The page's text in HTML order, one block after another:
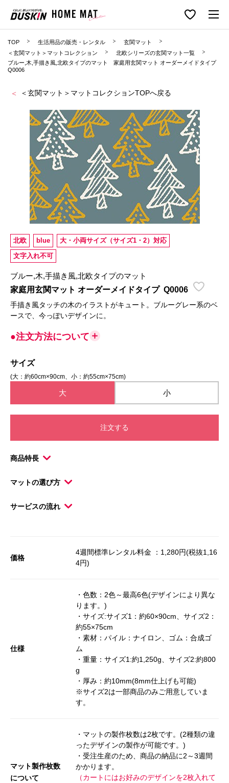
TOP 生活用品の販売・レンタル
玄関マット
＜玄関マット＞マットコレクション
北欧シリーズの玄関マット一覧
ブルー,木,手描き風,北欧タイプのマット 家庭用玄関マット オーダーメイドタイプ
Q0006
＜玄関マット＞マットコレクションTOPへ戻る
北欧 blue
大・小両サイズ（サイズ1・2）対応
文字入れ不可
ブルー,木,手描き風,北欧タイプのマット
家庭用玄関マット オーダーメイドタイプ Q0006
手描き風タッチの木のイラストがキュート。ブルーグレー系のベ
ースで、今っぽいデザインに。
●注文方法について
サイズ
(大：約60cm×90cm、小：約55cm×75cm)
大 小
注文する
商品特長
マットの選び方
サービスの流れ
価格
4週間標準レンタル料金 ：1,280円(税抜1,16
4円)
仕様
・色数：2色～最高6色(デザインにより異な
ります。)
・サイズ:サイズ1：約60×90cm、サイズ2：
約55×75cm
・素材：パイル：ナイロン、ゴム：合成ゴ
ム
・重量：サイズ1:約1,250g、サイズ2:約800
g
・厚み：約10mm(8mm仕上げも可能)
※サイズ2は一部商品のみご用意していま
す。
マット製作枚数
について
・マットの製作枚数は2枚です。(2種類の違
ったデザインの製作が可能です。)
・受注生産のため、商品の納品に2～3週間
かかります。
（カートにはお好みのデザインを2枚入れて